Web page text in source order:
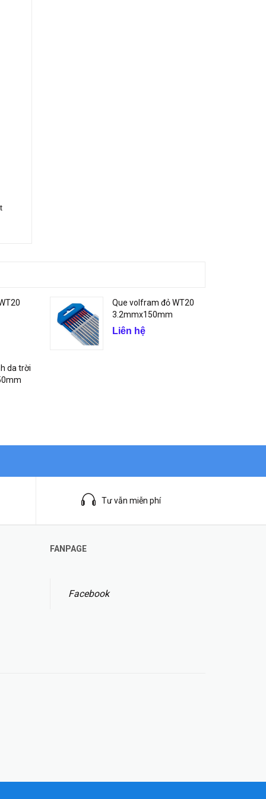
Que volfram đỏ WT20
3.2mmx150mm
Liên hệ
da trời
Tư vẫn miễn phí
FANPAGE
Facebook